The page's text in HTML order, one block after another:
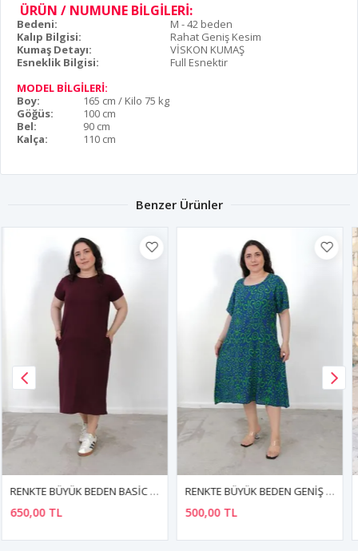
ÜRÜN / NUMUNE BİLGİLERİ:
Bedeni:
M - 42 beden
Kalıp Bilgisi:
Rahat Geniş Kesim
Kumaş Detayı:
VİSKON KUMAŞ
Esneklik Bilgisi:
Full Esnektir
MODEL BİLGİLERİ:
Boy:
165 cm / Kilo 75 kg
Göğüs:
100 cm
Bel:
90 cm
Kalça:
110 cm
Benzer Ürünler
RENKTE BÜYÜK BEDEN GENİŞ KESİM DESENLİ ELBİSE
500,00 TL
RENKTE BÜYÜK BEDEN DESENLİ ELBİSE
450,00 TL
699,99 TL